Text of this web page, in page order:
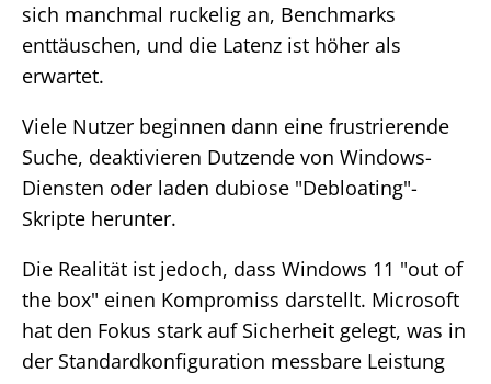
sich manchmal ruckelig an, Benchmarks
enttäuschen, und die Latenz ist höher als
erwartet.
Viele Nutzer beginnen dann eine frustrierende
Suche, deaktivieren Dutzende von Windows-
Diensten oder laden dubiose "Debloating"-
Skripte herunter.
Die Realität ist jedoch, dass Windows 11 "out of
the box" einen Kompromiss darstellt. Microsoft
hat den Fokus stark auf Sicherheit gelegt, was in
der Standardkonfiguration messbare Leistung